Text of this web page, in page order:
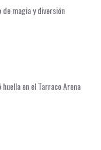
de magia y diversión
en el Tarraco Arena